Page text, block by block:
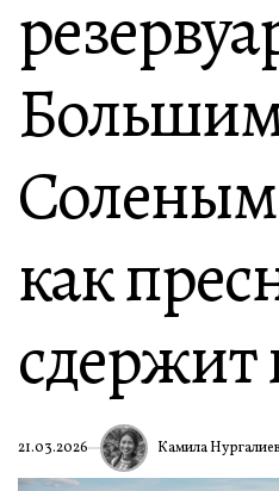
как
сдержит
21.03.2026 Камила